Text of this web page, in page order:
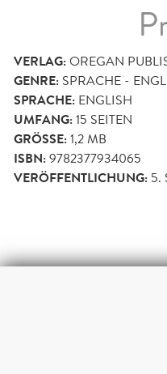
VERLAG:OREGAN
GENRE: SPRACHE -
SPRACHE: ENGLISH
UMFANG:15 SEITEN
GRÖSSE: 1,2 MB
ISBN:9782377934065
VERÖFFENTLICHUNG: 5.